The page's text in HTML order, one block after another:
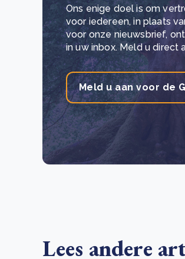
Ons enige doel is om
voor iedereen, in plaats
voor onze nieuwsbrief,
in uw inbox. Meld u direct
Meld u aan voor de
Lees andere